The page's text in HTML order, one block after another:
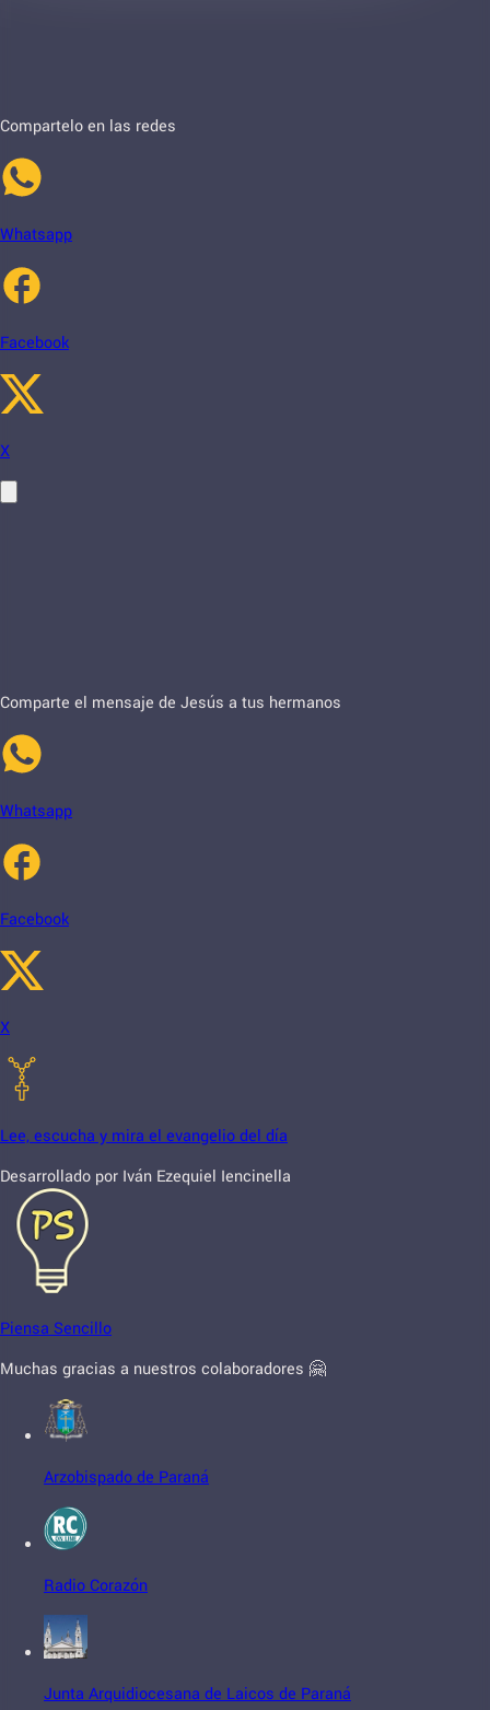
Compartelo en las redes
Whatsapp
Facebook
X
Comparte el mensaje de Jesús a tus hermanos
Whatsapp
Facebook
X
Lee, escucha y mira el evangelio del día
Desarrollado por Iván Ezequiel Iencinella
Piensa Sencillo
Muchas gracias a nuestros colaboradores 🤗
Arzobispado de Paraná
Radio Corazón
Junta Arquidiocesana de Laicos de Paraná